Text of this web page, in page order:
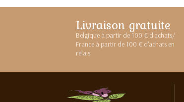
Livraison gratuite
Belgique à partir de 100 € d'achats/
France à partir de 100 € d'achats en
relais